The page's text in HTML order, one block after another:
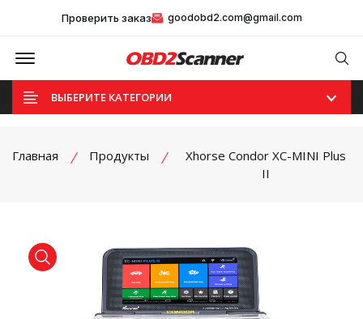
Проверить заказ goodobd2.com@gmail.com
Offcanvas Menu Open
ВЫБЕРИТЕ КАТЕГОРИИ
Главная Продукты
Xhorse Condor XC-MINI Plus
II
product view